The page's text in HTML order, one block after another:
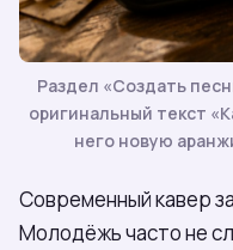
Раздел «Создать
оригинальный текст
него новую
Современный кавер
Молодёжь часто не